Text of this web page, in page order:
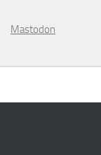
Mastodon